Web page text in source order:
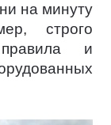
на минуту
строго
и